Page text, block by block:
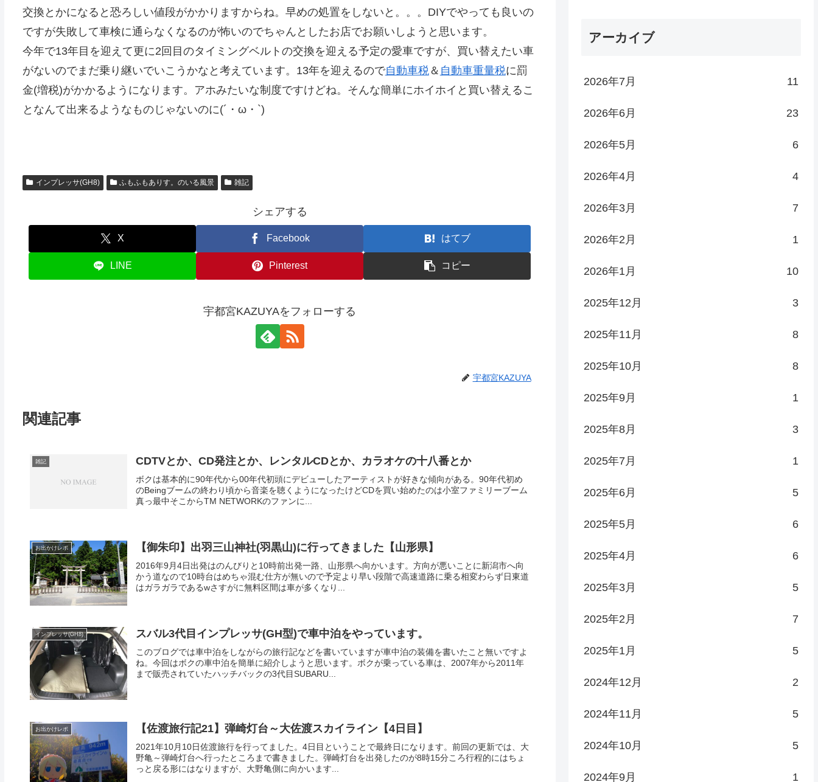
交換とかになると恐ろしい値段がかかりますからね。早めの処置をしないと。。。DIYでやっても良いの
ですが失敗して車検に通らなくなるのが怖いのでちゃんとしたお店でお願いしようと思います。
今年で13年目を迎えて更に2回目のタイミングベルトの交換を迎える予定の愛車ですが、買い替えたい車
がないのでまだ乗り継いでいこうかなと考えています。13年を迎えるので自動車税＆ 自動車重量税に罰
金(増税)がかかるようになります。アホみたいな制度ですけどね。そんな簡単にホイホイと買い替えるこ
となんて出来るようなものじゃないのに(´・ω・`)
インプレッサ(GH8) ふもふもありす。のいる風景 雑記
シェアする
X Facebook はてブ
LINE Pinterest コピー
宇都宮KAZUYAをフォローする
宇都宮KAZUYA
関連記事
雑記 CDTVとか、CD発注とか、レンタルCDとか、カラオケの十八番とか
ボクは基本的に90年代から00年代初頭にデビューしたアーティストが好きな傾向がある。90年代初め
のBeingブームの終わり頃から音楽を聴くようになったけどCDを買い始めたのは小室ファミリーブーム
真っ最中そこからTM NETWORKのファンに...
お出かけレポ 【御朱印】出羽三山神社(羽黒山)に行ってきました【山形県】
2016年9月4日出発はのんびりと10時前出発一路、山形県へ向かいます。方向が悪いことに新潟市へ向
かう道なので10時台はめちゃ混む仕方が無いので予定より早い段階で高速道路に乗る相変わらず日東道
はガラガラであるwさすがに無料区間は車が多くなり...
インプレッサ(GH8) スバル3代目インプレッサ(GH型)で車中泊をやっています。
このブログでは車中泊をしながらの旅行記などを書いていますが車中泊の装備を書いたこと無いですよ
ね。今回はボクの車中泊を簡単に紹介しようと思います。ボクが乗っている車は、2007年から2011年
まで販売されていたハッチバックの3代目SUBARU...
お出かけレポ 【佐渡旅行記21】弾崎灯台～大佐渡スカイライン【4日目】
2021年10月10日佐渡旅行を行ってました。4日目ということで最終日になります。前回の更新では、大
野亀～弾崎灯台へ行ったところまで書きました。弾崎灯台を出発したのが8時15分ころ行程的にはちょ
っと戻る形にはなりますが、大野亀側に向かいます...
アーカイブ
2026年7月 11
2026年6月 23
2026年5月 6
2026年4月 4
2026年3月 7
2026年2月 1
2026年1月 10
2025年12月 3
2025年11月 8
2025年10月 8
2025年9月 1
2025年8月 3
2025年7月 1
2025年6月 5
2025年5月 6
2025年4月 6
2025年3月 5
2025年2月 7
2025年1月 5
2024年12月 2
2024年11月 5
2024年10月 5
2024年9月 1